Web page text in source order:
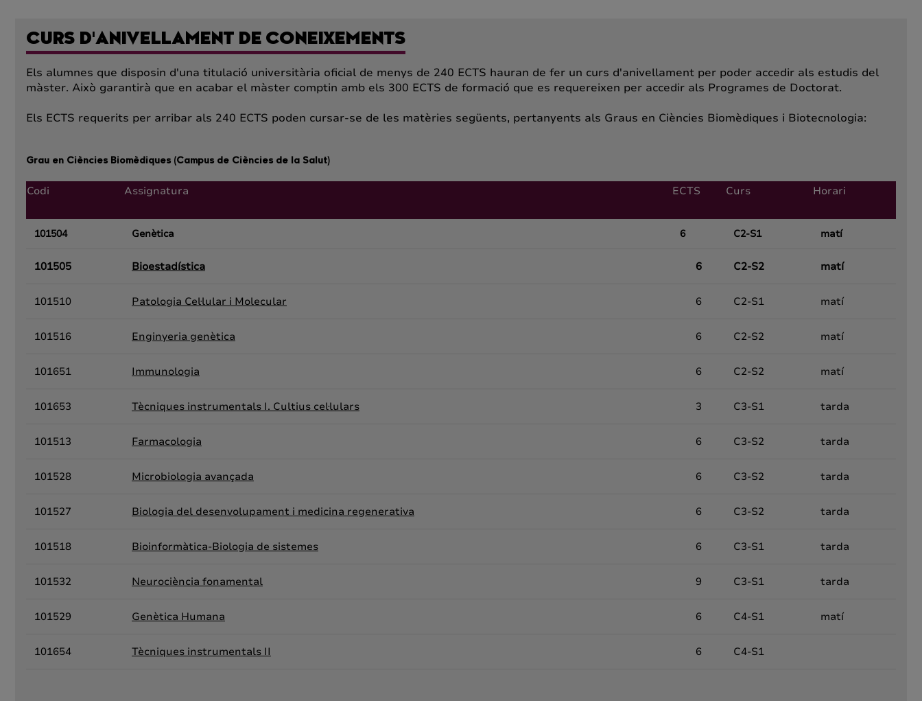
CURS D'ANIVELLAMENT DE CONEIXEMENTS
Els alumnes que disposin d'una titulació universitària oficial de menys de 240 ECTS hauran de fer un curs d'anivellament per poder accedir als estudis del
màster. Això garantirà que en acabar el màster comptin amb els 300 ECTS de formació que es requereixen per accedir als Programes de Doctorat.
Els ECTS requerits per arribar als 240 ECTS poden cursar-se de les matèries següents, pertanyents als Graus en Ciències Biomèdiques i Biotecnologia:
Grau en Ciències Biomèdiques (Campus de Ciències de la Salut)
Codi Assignatura ECTS Curs Horari
101504 Genètica 6 C2-S1 matí
101505 Bioestadística 6 C2-S2 matí
101510 Patologia Cel·lular i Molecular 6 C2-S1 matí
101516 Enginyeria genètica 6 C2-S2 matí
101651 Immunologia 6 C2-S2 matí
101653 Tècniques instrumentals I. Cultius cel·lulars 3 C3-S1 tarda
101513 Farmacologia 6 C3-S2 tarda
101528 Microbiologia avançada 6 C3-S2 tarda
101527 Biologia del desenvolupament i medicina regenerativa 6 C3-S2 tarda
101518 Bioinformàtica-Biologia de sistemes 6 C3-S1 tarda
101532 Neurociència fonamental 9 C3-S1 tarda
101529 Genètica Humana 6 C4-S1 matí
101654 Tècniques instrumentals II 6 C4-S1